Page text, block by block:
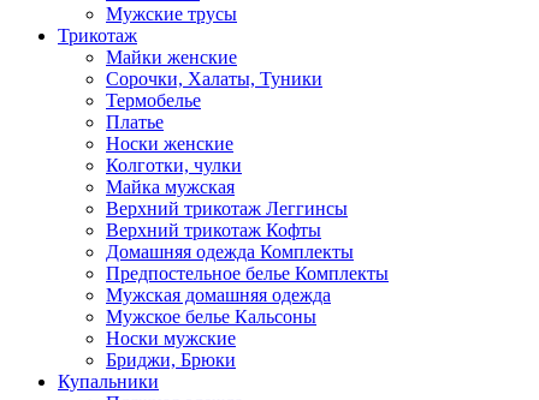
Мужские трусы
Трикотаж
Майки женские
Сорочки, Халаты, Туники
Термобелье
Платье
Носки женские
Колготки, чулки
Майка мужская
Верхний трикотаж Леггинсы
Верхний трикотаж Кофты
Домашняя одежда Комплекты
Предпостельное белье Комплекты
Мужская домашняя одежда
Мужское белье Кальсоны
Носки мужские
Бриджи, Брюки
Купальники